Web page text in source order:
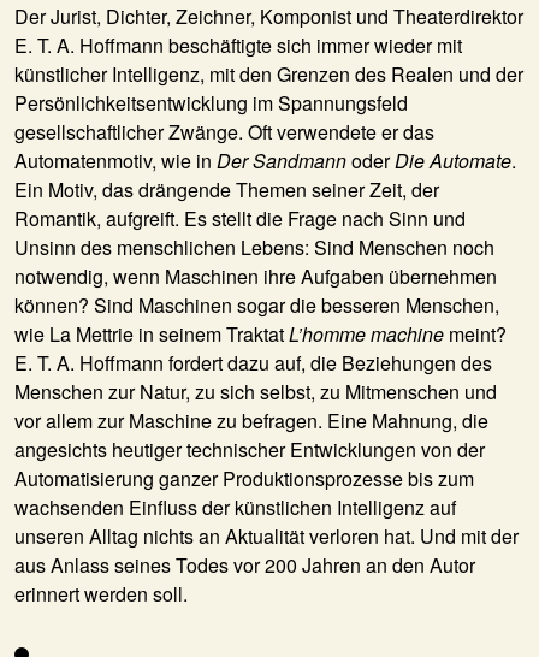
Der Jurist, Dichter, Zeichner, Komponist und Theaterdirektor
E. T. A. Hoffmann beschäftigte sich immer wieder mit
künstlicher Intelligenz, mit den Grenzen des Realen und der
Persönlichkeitsentwicklung im Spannungsfeld
gesellschaftlicher Zwänge. Oft verwendete er das
Automatenmotiv, wie in Der SandmannoderDie Automate.
Ein Motiv, das drängende Themen seiner Zeit, der
Romantik, aufgreift. Es stellt die Frage nach Sinn und
Unsinn des menschlichen Lebens: Sind Menschen noch
notwendig, wenn Maschinen ihre Aufgaben übernehmen
können? Sind Maschinen sogar die besseren Menschen,
wie La Mettrie in seinem TraktatL’homme machine meint?
E. T. A. Hoffmann fordert dazu auf, die Beziehungen des
Menschen zur Natur, zu sich selbst, zu Mitmenschen und
vor allem zur Maschine zu befragen. Eine Mahnung, die
angesichts heutiger technischer Entwicklungen von der
Automatisierung ganzer Produktionsprozesse bis zum
wachsenden Einfluss der künstlichen Intelligenz auf
unseren Alltag nichts an Aktualität verloren hat. Und mit der
aus Anlass seines Todes vor 200 Jahren an den Autor
erinnert werden soll.